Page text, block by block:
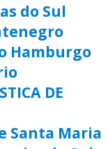
do Sul
Hamburgo
DE
Santa Maria